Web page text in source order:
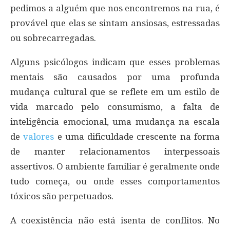
pedimos a alguém que nos encontremos na rua, é
provável que elas se sintam ansiosas, estressadas
ou sobrecarregadas.
Alguns psicólogos indicam que esses problemas
mentais são causados ​​por uma profunda
mudança cultural que se reflete em um estilo de
vida marcado pelo consumismo, a falta de
inteligência emocional, uma mudança na escala
devalores e uma dificuldade crescente na forma
de manter relacionamentos interpessoais
assertivos. O ambiente familiar é geralmente onde
tudo começa, ou onde esses comportamentos
tóxicos são perpetuados.
A coexistência não está isenta de conflitos. No